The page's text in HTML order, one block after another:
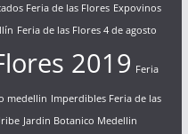
Feria de las Flores Expovinos
Feria de las Flores 4 de agosto
2019 Feria
medellin Imperdibles Feria de las
Jardin Botanico Medellin